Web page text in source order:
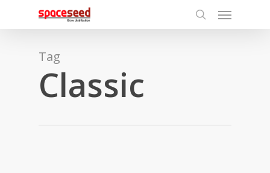
search
Menu
Tag
Classic